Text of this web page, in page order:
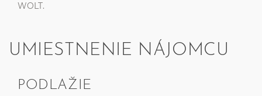
WOLT.
UMIESTNENIE NÁJOMCU
PODLAŽIE